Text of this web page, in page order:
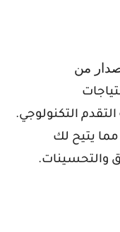
من
التكنولوجي.
يتيح لك
والتحسينات.